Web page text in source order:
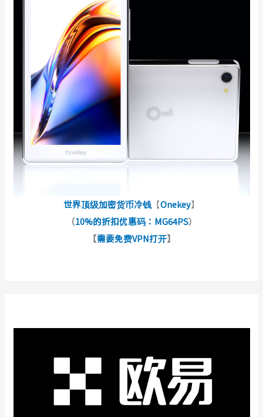
世界顶级加密货币冷钱 【Onekey】
（10%的折扣优惠码：MG64PS）
【需要免费VPN打开】